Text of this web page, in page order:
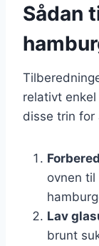
Sådan
relativt
disse trin for
ovnen
Lav
brunt